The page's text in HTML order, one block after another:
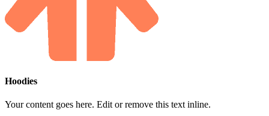
Hoodies
Your content goes here. Edit or remove this text inline.